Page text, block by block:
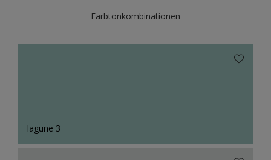
Farbtonkombinationen
lagune 3